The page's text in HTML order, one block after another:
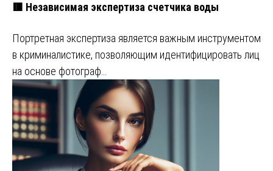
🟥 Независимая экспертиза счетчика воды
Портретная экспертиза является важным инструментом
в криминалистике, позволяющим идентифицировать лиц
на основе фотограф…